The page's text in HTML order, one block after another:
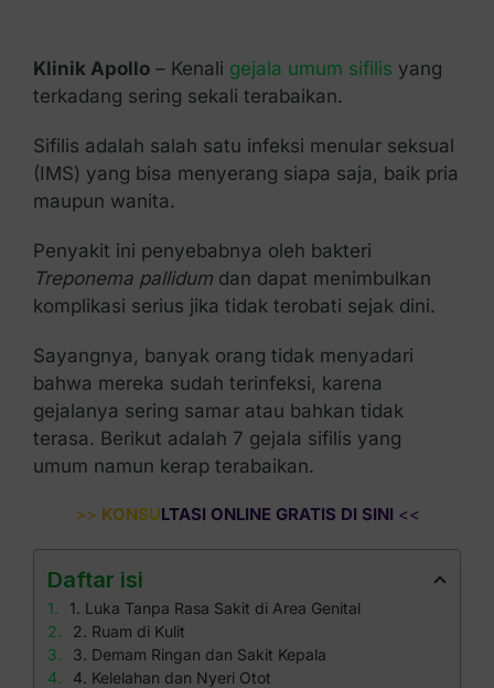
Klinik Apollo– Kenali gejala umum sifilis yang
terkadang sering sekali terabaikan.
Sifilis adalah salah satu infeksi menular seksual
(IMS) yang bisa menyerang siapa saja, baik pria
maupun wanita.
Penyakit ini penyebabnya oleh bakteri
Treponema pallidumdan dapat menimbulkan
komplikasi serius jika tidak terobati sejak dini.
Sayangnya, banyak orang tidak menyadari
bahwa mereka sudah terinfeksi, karena
gejalanya sering samar atau bahkan tidak
terasa. Berikut adalah 7 gejala sifilis yang
umum namun kerap terabaikan.
>> KONSULTASI ONLINE GRATIS DI SINI <<
Daftar isi
1. Luka Tanpa Rasa Sakit di Area Genital
2. Ruam di Kulit
3. Demam Ringan dan Sakit Kepala
4. Kelelahan dan Nyeri Otot